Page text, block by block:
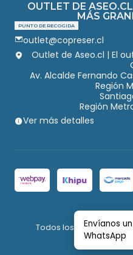
OUTLET DE
MÁS
PUNTO DE RECOGIDA
outlet@copreser.cl
Outlet de Aseo.cl | El
Av. Alcalde Fernando
Región
Región
Ver más detalles
Todos los derechos
Envíanos
WhatsApp